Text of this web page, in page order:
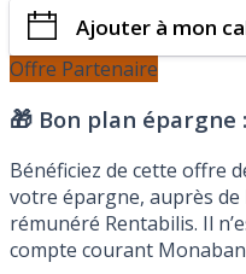
Ajouter à mon
Offre Partenaire
🎁 Bon plan épargne :
Bénéficiez de cette offre
votre épargne, auprès
rémunéré Rentabilis. Il
compte courant